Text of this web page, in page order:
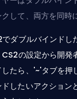
して、両方を同時
ダブルバインドし
の設定から開発
たら、'~'タブを押
したいアクション